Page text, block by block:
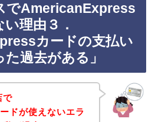
でAmericanExpress
理由３．
カードの支払い
過去がある」
で
ドが使えないエラ